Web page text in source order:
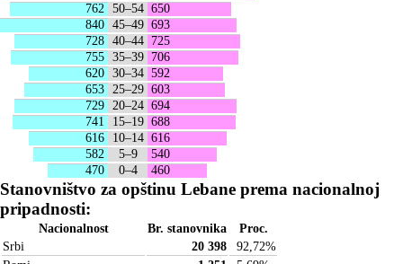
762
50–54 650
840 45–49 693
728 40–44
725
755 35–39
706
620 30–34 592
653
25–29 603
729
20–24 694
741
15–19 688
616
10–14 616
582
5–9
540
470
0–4 460
Stanovništvo za opštinu Lebane prema nacionalnoj
pripadnosti:
Nacionalnost Br. stanovnika
Proc.
Srbi
20 398 92,72%